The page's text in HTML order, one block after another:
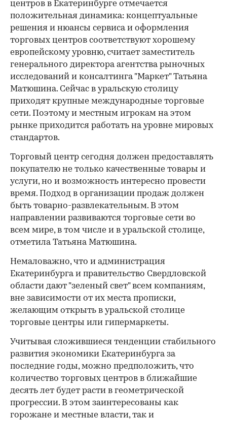
центров в Екатеринбурге отмечается
положительная динамика: концептуальные
решения и нюансы сервиса и оформления
торговых центров соответствуют хорошему
европейскому уровню, считает заместитель
генерального директора агентства рыночных
исследований и консалтинга "Маркет" Татьяна
Матюшина. Сейчас в уральскую столицу
приходят крупные международные торговые
сети. Поэтому и местным игрокам на этом
рынке приходится работать на уровне мировых
стандартов.
Торговый центр сегодня должен предоставлять
покупателю не только качественные товары и
услуги, но и возможность интересно провести
время. Подход в организации продаж должен
быть товарно-развлекательным. В этом
направлении развиваются торговые сети во
всем мире, в том числе и в уральской столице,
отметила Татьяна Матюшина.
Немаловажно, что и администрация
Екатеринбурга и правительство Свердловской
области дают "зеленый свет" всем компаниям,
вне зависимости от их места прописки,
желающим открыть в уральской столице
торговые центры или гипермаркеты.
Учитывая сложившиеся тенденции стабильного
развития экономики Екатеринбурга за
последние годы, можно предположить, что
количество торговых центров в ближайшие
десять лет будет расти в геометрической
прогрессии. В этом заинтересованы как
горожане и местные власти, так и